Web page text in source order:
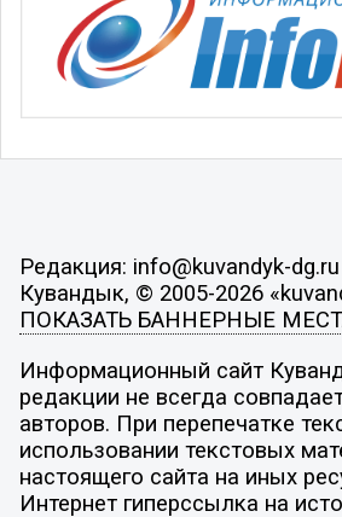
Редакция: info@kuvandyk-dg.ru
Кувандык, © 2005-2026
ПОКАЗАТЬ БАННЕРНЫЕ
Информационный сайт
редакции не всегда
авторов. При перепечатке
использовании текстовых
настоящего сайта на иных
Интернет гиперссылка на